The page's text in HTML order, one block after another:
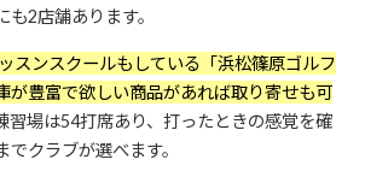
2店舗あります。
スンスクールもしている「浜松篠原ゴルフ
が豊富で欲しい商品があれば取り寄せも可
習場は54打席あり、打ったときの感覚を確
クラブが選べます。